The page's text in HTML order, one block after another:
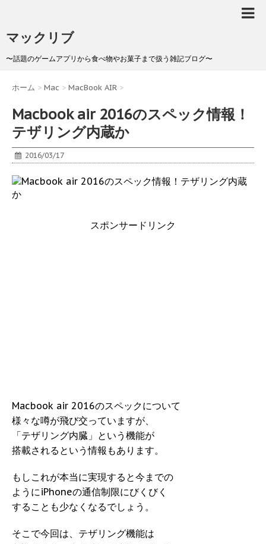
マックリブ
〜話題のゲームアプリから食べ物やお菓子まで扱う雑記ブログ〜
ホーム > Mac > MacBook AIR >
Macbook air 2016のスペック情報！
テザリング内蔵か
2016/03/17
スポンサードリンク
Macbook air 2016のスペックについて
様々な噂が飛び交っていますが、
「テザリング内臓」という機能が
搭載されるという情報もあります。
もしこれが本当に実現すると今までの
ようにiPhoneの通信制限にびくびく
することも少なくなるでしょう。
そこで今回は、テザリング機能は